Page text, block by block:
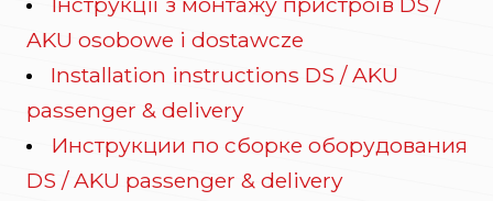
AKU osobowe i dostawcze
Installation instructions DS / AKU
passenger & delivery
Инструкции по сборке оборудования
DS / AKU passenger & delivery